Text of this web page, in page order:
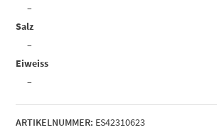
–
Salz
–
Eiweiss
–
ARTIKELNUMMER: ES42310623